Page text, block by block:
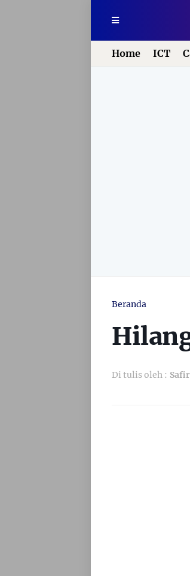
Home ICT
Beranda
Di tulis oleh :